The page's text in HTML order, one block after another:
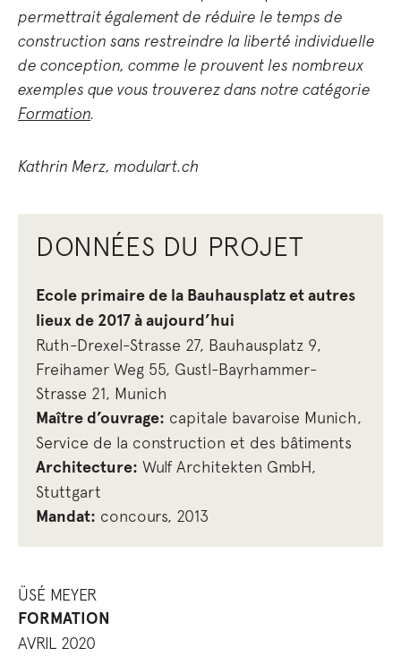
permettrait également de réduire le temps de
construction sans restreindre la liberté individuelle
de conception, comme le prouvent les nombreux
exemples que vous trouverez dans notre catégorie
Formation.
Kathrin Merz, modulart.ch
DONNÉES DU PROJET
Ecole primaire de la Bauhausplatz et autres
lieux de 2017 à aujourd’hui
Ruth-Drexel-Strasse 27, Bauhausplatz 9,
Freihamer Weg 55, Gustl-Bayrhammer-
Strasse 21, Munich
Maître d’ouvrage: capitale bavaroise Munich,
Service de la construction et des bâtiments
Architecture: Wulf Architekten GmbH,
Stuttgart
Mandat: concours, 2013
ÜSÉ MEYER
FORMATION
AVRIL 2020